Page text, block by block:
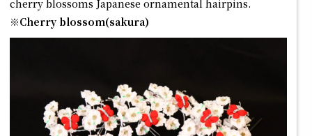
cherry blossoms Japanese ornamental hairpins.
※Cherry blossom(sakura)